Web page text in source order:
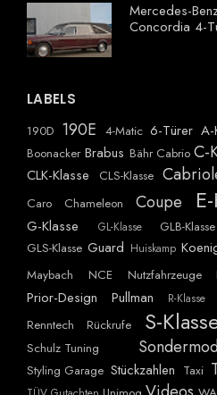
Mercedes-
Concordia 4-
LABELS
190D 190E 4-Matic 6-Türer A-
Boonacker Brabus Bähr Cabrio C-
CLK-Klasse CLS-Klasse
Caro
Chameleon Coupe
G-Klasse GL-Klasse GLB-Klasse
GLS-Klasse Guard Huiskamp
Maybach
NCE Nutzfahrzeuge
Prior-Design Pullman R-Klasse
Renntech Rückrufe S-
Schulz Tuning
Styling Garage Stückzahlen Taxi